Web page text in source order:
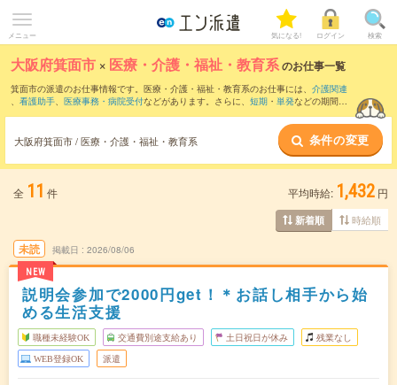
メニュー 気になる! ログイン 検索
大阪府箕面市 × 医療・介護・福祉・教育系のお仕事一覧
箕面市の派遣のお仕事情報です。医療・介護・福祉・教育系のお仕事には、 介護関連
、 看護助手、 医療事務・病院受付などがあります。さらに、 短期 ・ 単発などの期間
大阪府箕面市 / 医療・介護・福祉・教育系 条件の変更
全 11 件 平均時給: 1,432 円
新着順 時給順
未読
NEW
掲載日 2026/08/06
説明会参加で2000円get！＊お話し相手から始
める生活支援
職種未経験OK 交通費別途支給あり 土日祝日が休み 残業なし
WEB登録OK 派遣